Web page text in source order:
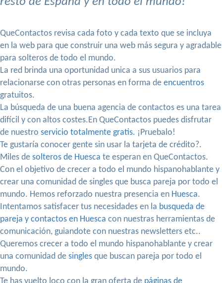
QueContactos revisa cada foto y cada texto que se incluya
en la web para que construir una web más segura y agradable
para solteros de todo el mundo.
La red brinda una oportunidad unica a sus usuarios para
relacionarse con otras personas en forma de encuentros
gratuitos.
La búsqueda de una buena agencia de contactos es una tarea
difícil y con altos costes.En QueContactos puedes disfrutar
de nuestro servicio totalmente gratis. ¡Pruebalo!
Te gustaría conocer gente sin usar la tarjeta de crédito?.
Miles de solteros de Huesca te esperan en QueContactos.
Con el objetivo de crecer a todo el mundo hispanohablante y
crear una comunidad de singles que busca pareja por todo el
mundo. Hemos reforzado nuestra presencia en Huesca.
Intentamos satisfacer tus necesidades en la busqueda de
pareja y contactos en Huesca con nuestras herramientas de
comunicación, guiandote con nuestras newsletters etc..
Queremos crecer a todo el mundo hispanohablante y crear
una comunidad de singles que buscan pareja por todo el
mundo.